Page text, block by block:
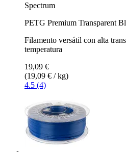
Spectrum
PETG Premium Transparent
Filamento versátil con alta
temperatura
19,09 €
(19,09 € / kg)
4.5 (4)